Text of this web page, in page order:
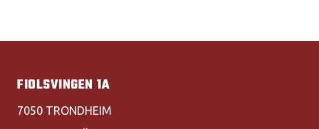
FIOLSVINGEN 1A
7050 TRONDHEIM